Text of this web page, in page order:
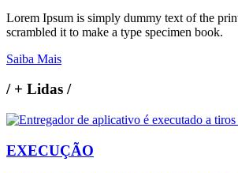
Lorem Ipsum is simply dummy text of the
scrambled it to make a type specimen book.
Saiba Mais
/+ Lidas /
EXECUÇÃO